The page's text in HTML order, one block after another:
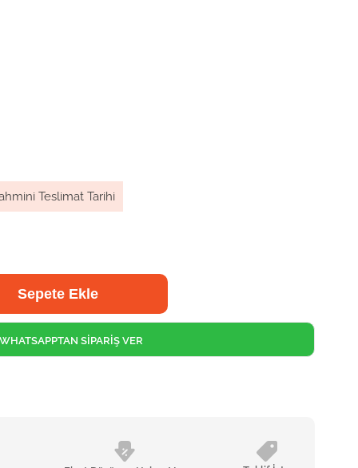
Teslimat Tarihi
SİPARİŞ VER